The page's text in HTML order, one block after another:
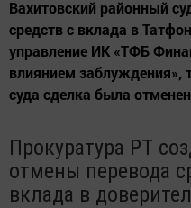
Вахитовский районный
средств с вклада в
управление ИК «ТФБ
влиянием заблуждения»,
суда сделка была
Прокуратура РТ
отмены перевода
вклада в